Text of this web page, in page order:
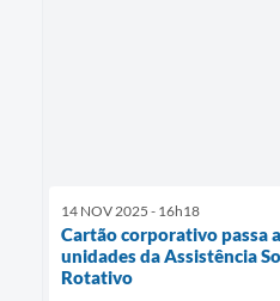
14 NOV 2025 - 16h18
Cartão corporativo passa
unidades da Assistência
Rotativo